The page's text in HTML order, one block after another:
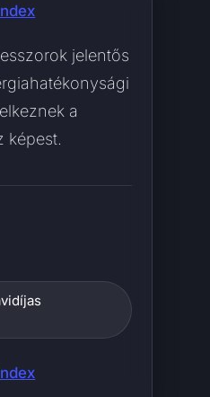
jelentős
a
képest.